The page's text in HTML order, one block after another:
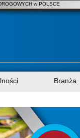
w POLSCE
Branża